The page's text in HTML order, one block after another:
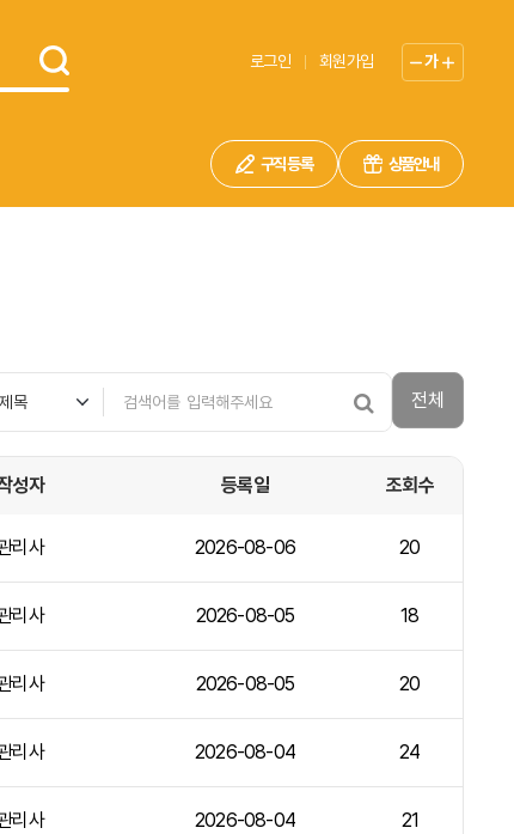
로그인 회원가입 가
구직 등록 상품안내
전체
성자 등록일 조회수
리사 2026-08-06 20
리사 2026-08-05 18
리사 2026-08-05 20
리사 2026-08-04 24
리사 2026-08-04 21